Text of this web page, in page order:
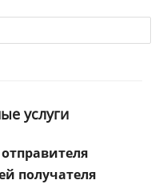
услуги
получателя